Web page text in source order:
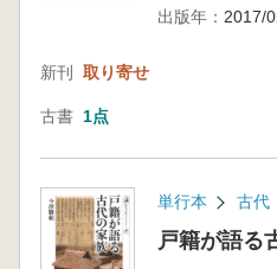
出版年： 2017/
新刊 取り寄せ
古書 1点
単行本 古代
戸籍が語る